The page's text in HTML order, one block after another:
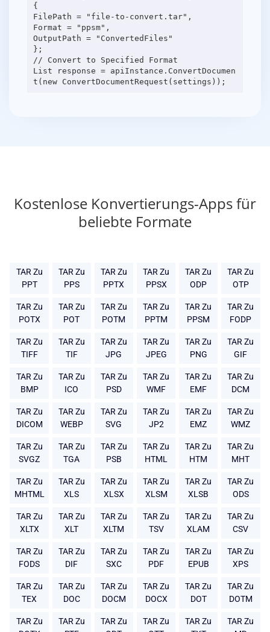
{
FilePath = "file-to-convert.tar",
Format = "ppsm",
OutputPath = "ConvertedFiles"
};
// Convert to Specified Format
List response = apiInstance.ConvertDocumen
Kostenlose Konvertierungs-Apps für
beliebte Formate
TAR Zu
PPT
TAR Zu
PPS
TAR Zu
PPTX
TAR Zu
PPSX
TAR Zu
ODP
TAR Zu
OTP
TAR Zu
POTX
TAR Zu
POT
TAR Zu
POTM
TAR Zu
PPTM
TAR Zu
PPSM
TAR Zu
FODP
TAR Zu
TIFF
TAR Zu
TIF
TAR Zu
JPG
TAR Zu
JPEG
TAR Zu
PNG
TAR Zu
GIF
TAR Zu
BMP
TAR Zu
ICO
TAR Zu
PSD
TAR Zu
WMF
TAR Zu
EMF
TAR Zu
DCM
TAR Zu
DICOM
TAR Zu
WEBP
TAR Zu
SVG
TAR Zu
JP2
TAR Zu
EMZ
TAR Zu
WMZ
TAR Zu
SVGZ
TAR Zu
TGA
TAR Zu
PSB
TAR Zu
HTML
TAR Zu
HTM
TAR Zu
MHT
TAR Zu
MHTML
TAR Zu
XLS
TAR Zu
XLSX
TAR Zu
XLSM
TAR Zu
XLSB
TAR Zu
ODS
TAR Zu
XLTX
TAR Zu
XLT
TAR Zu
XLTM
TAR Zu
TSV
TAR Zu
XLAM
TAR Zu
CSV
TAR Zu
FODS
TAR Zu
DIF
TAR Zu
SXC
TAR Zu
PDF
TAR Zu
EPUB
TAR Zu
XPS
TAR Zu
TEX
TAR Zu
DOC
TAR Zu
DOCM
TAR Zu
DOCX
TAR Zu
DOT
TAR Zu
DOTM
TAR Zu
TAR Zu
TAR Zu
TAR Zu
TAR Zu
TAR Zu